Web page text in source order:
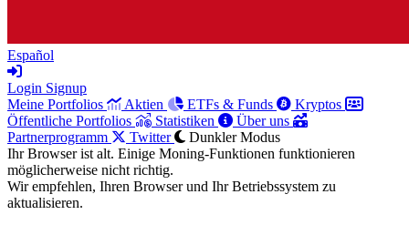
Español
Login Signup
Meine Portfolios
Aktien ETFs & Funds
Kryptos
Öffentliche Portfolios
Statistiken
Über uns
Partnerprogramm
Twitter
Dunkler Modus
Ihr Browser ist alt. Einige Moning-Funktionen funktionieren
möglicherweise nicht richtig.
Wir empfehlen, Ihren Browser und Ihr Betriebssystem zu
aktualisieren.